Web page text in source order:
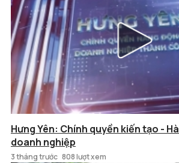
Hưng Yên: Chính quyền kiến tạo -
doanh nghiệp
3 tháng trước 808 lượt xem